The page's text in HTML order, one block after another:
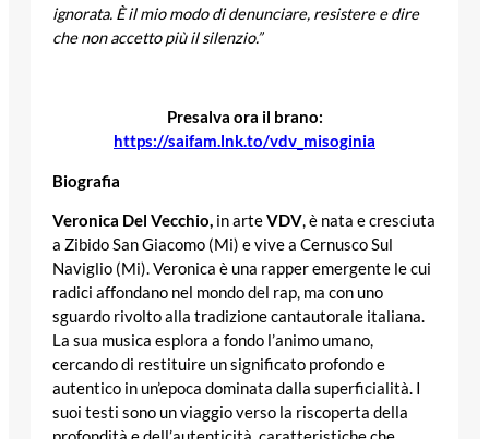
ignorata. È il mio modo di denunciare, resistere e dire
che non accetto più il silenzio.”
Presalva ora il brano:
https://saifam.lnk.to/vdv_misoginia
Biografia
Veronica Del Vecchio, in arteVDV, è nata e cresciuta
a Zibido San Giacomo (Mi) e vive a Cernusco Sul
Naviglio (Mi). Veronica è una rapper emergente le cui
radici affondano nel mondo del rap, ma con uno
sguardo rivolto alla tradizione cantautorale italiana.
La sua musica esplora a fondo l’animo umano,
cercando di restituire un significato profondo e
autentico in un’epoca dominata dalla superficialità. I
suoi testi sono un viaggio verso la riscoperta della